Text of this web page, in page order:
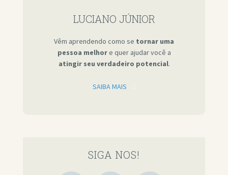
LUCIANO JÚNIOR
Vêm aprendendo como se tornar uma
pessoa melhore quer ajudar você a
atingir seu verdadeiro potencial.
SAIBA MAIS
SIGA NOS!